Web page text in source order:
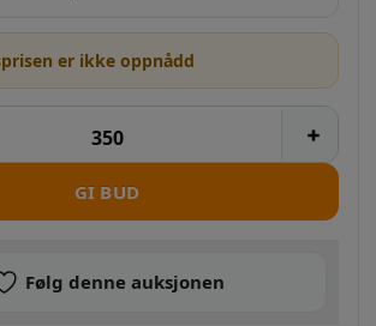
er ikke oppnådd
GI BUD
Følg denne auksjonen